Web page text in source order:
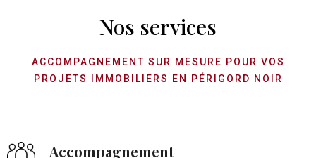
Nos services
ACCOMPAGNEMENT SUR MESURE POUR VOS
PROJETS IMMOBILIERS EN PÉRIGORD NOIR
Accompagnement